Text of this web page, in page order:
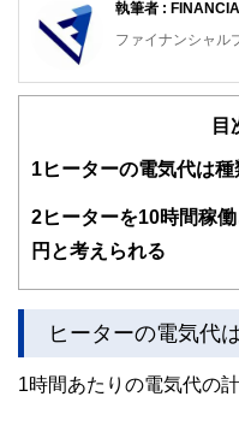
執筆者 :
ファイナンシャル
FinancialField編集
知識がない方でも
得者を中心に「お
験者で構成され、
関わることで、読
FinancialFieldの特
ドバイザー、DC
士、行政書士、投
ど150名以上の有
目
1 ヒーターの電気代は
2 ヒーターを10時間稼
円と考えられる
ヒーターの電気代
1時間あたりの電気代の